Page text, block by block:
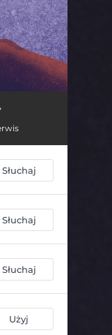
Słuchaj
Słuchaj
Słuchaj
Użyj